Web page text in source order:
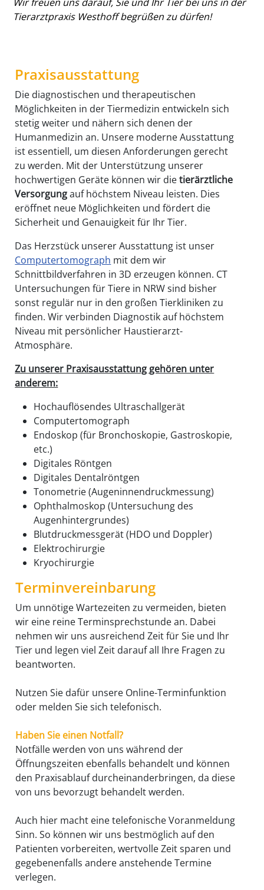
Tierarztpraxis Westhoff begrüßen zu dürfen!
Praxisausstattung
Die diagnostischen und therapeutischen
Möglichkeiten in der Tiermedizin entwickeln sich
stetig weiter und nähern sich denen der
Humanmedizin an. Unsere moderne Ausstattung
ist essentiell, um diesen Anforderungen gerecht
zu werden. Mit der Unterstützung unserer
hochwertigen Geräte können wir dietierärztliche
Versorgungauf höchstem Niveau leisten. Dies
eröffnet neue Möglichkeiten und fördert die
Sicherheit und Genauigkeit für Ihr Tier.
Das Herzstück unserer Ausstattung ist unser
Computertomograph mit dem wir
Schnittbildverfahren in 3D erzeugen können. CT
Untersuchungen für Tiere in NRW sind bisher
sonst regulär nur in den großen Tierkliniken zu
finden. Wir verbinden Diagnostik auf höchstem
Niveau mit persönlicher Haustierarzt-
Atmosphäre.
Zu unserer Praxisausstattung gehören unter
anderem:
Hochauflösendes Ultraschallgerät
Computertomograph
Endoskop (für Bronchoskopie, Gastroskopie,
etc.)
Digitales Röntgen
Digitales Dentalröntgen
Tonometrie (Augeninnendruckmessung)
Ophthalmoskop (Untersuchung des
Augenhintergrundes)
Blutdruckmessgerät (HDO und Doppler)
Elektrochirurgie
Kryochirurgie
Terminvereinbarung
Um unnötige Wartezeiten zu vermeiden, bieten
wir eine reine Terminsprechstunde an. Dabei
nehmen wir uns ausreichend Zeit für Sie und Ihr
Tier und legen viel Zeit darauf all Ihre Fragen zu
beantworten.
Nutzen Sie dafür unsere Online-Terminfunktion
oder melden Sie sich telefonisch.
Haben Sie einen Notfall?
Notfälle werden von uns während der
Öffnungszeiten ebenfalls behandelt und können
den Praxisablauf durcheinanderbringen, da diese
von uns bevorzugt behandelt werden.
Auch hier macht eine telefonische Voranmeldung
Sinn. So können wir uns bestmöglich auf den
Patienten vorbereiten, wertvolle Zeit sparen und
gegebenenfalls andere anstehende Termine
verlegen.